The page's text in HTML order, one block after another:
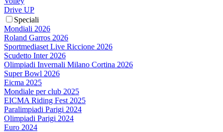
Drive UP
Speciali
Mondiali 2026
Roland Garros 2026
Sportmediaset Live Riccione 2026
Scudetto Inter 2026
Olimpiadi Invernali Milano Cortina 2026
Super Bowl 2026
Eicma 2025
Mondiale per club 2025
EICMA Riding Fest 2025
Paralimpiadi Parigi 2024
Olimpiadi Parigi 2024
Euro 2024